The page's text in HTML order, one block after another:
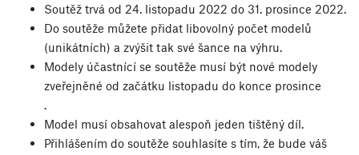
Soutěž trvá od 24. listopadu 2022 do 31. prosince 2022.
Do soutěže můžete přidat libovolný počet modelů
(unikátních) a zvýšit tak své šance na výhru.
Modely účastnící se soutěže musí být nové modely
zveřejněné od začátku listopadu do konce prosince
.
Model musí obsahovat alespoň jeden tištěný díl.
Přihlášením do soutěže souhlasíte s tím, že bude váš